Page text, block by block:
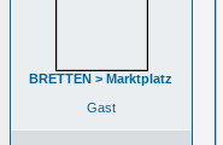
BRETTEN > Marktplatz
Gast